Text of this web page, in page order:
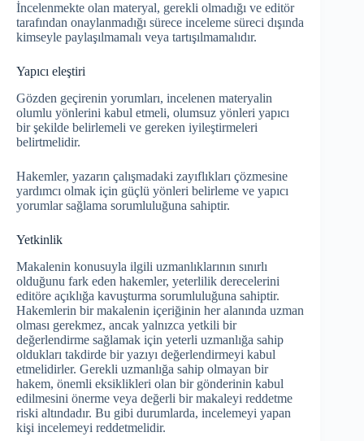
İncelenmekte olan materyal, gerekli olmadığı ve editör
tarafından onaylanmadığı sürece inceleme süreci dışında
kimseyle paylaşılmamalı veya tartışılmamalıdır.
Yapıcı eleştiri
Gözden geçirenin yorumları, incelenen materyalin
olumlu yönlerini kabul etmeli, olumsuz yönleri yapıcı
bir şekilde belirlemeli ve gereken iyileştirmeleri
belirtmelidir.
Hakemler, yazarın çalışmadaki zayıflıkları çözmesine
yardımcı olmak için güçlü yönleri belirleme ve yapıcı
yorumlar sağlama sorumluluğuna sahiptir.
Yetkinlik
Makalenin konusuyla ilgili uzmanlıklarının sınırlı
olduğunu fark eden hakemler, yeterlilik derecelerini
editöre açıklığa kavuşturma sorumluluğuna sahiptir.
Hakemlerin bir makalenin içeriğinin her alanında uzman
olması gerekmez, ancak yalnızca yetkili bir
değerlendirme sağlamak için yeterli uzmanlığa sahip
oldukları takdirde bir yazıyı değerlendirmeyi kabul
etmelidirler. Gerekli uzmanlığa sahip olmayan bir
hakem, önemli eksiklikleri olan bir gönderinin kabul
edilmesini önerme veya değerli bir makaleyi reddetme
riski altındadır. Bu gibi durumlarda, incelemeyi yapan
kişi incelemeyi reddetmelidir.